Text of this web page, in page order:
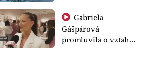
Gabriela
Gášpárová
promluvila o vztahu